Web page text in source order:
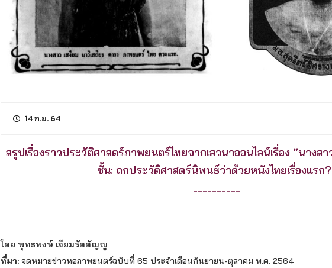
14 ก.ย. 64
สรุปเรื่องราวประวัติศาสตร์ภาพยนตร์ไทยจากเสวนาออนไลน์เรื่อง “นางส
ชั้น: ถกประวัติศาสตร์นิพนธ์ว่าด้วยหนังไทยเรื่องแรก
----------
โดย พุทธพงษ์ เจียมรัตตัญญู
ที่มา: จดหมายข่าวหอภาพยนตร์ฉบับที่ 65 ประจำเดือนกันยายน-ตุลาคม พ.ศ. 2564